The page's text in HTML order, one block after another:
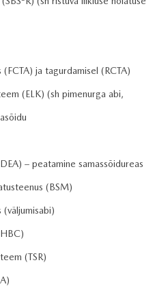
ja tagurdamisel (RCTA)
(ELK) (sh pimenurga abi,
– peatamine samassõidureas
(BSM)
(väljumisabi)
(TSR)